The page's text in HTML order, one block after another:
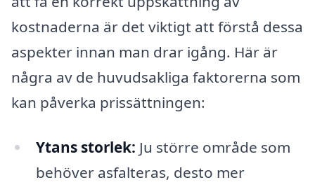
kostnaderna är det viktigt att förstå dessa
aspekter innan man drar igång. Här är
några av de huvudsakliga faktorerna som
kan påverka prissättningen:
Ytans storlek: Ju större område som
behöver asfalteras, desto mer